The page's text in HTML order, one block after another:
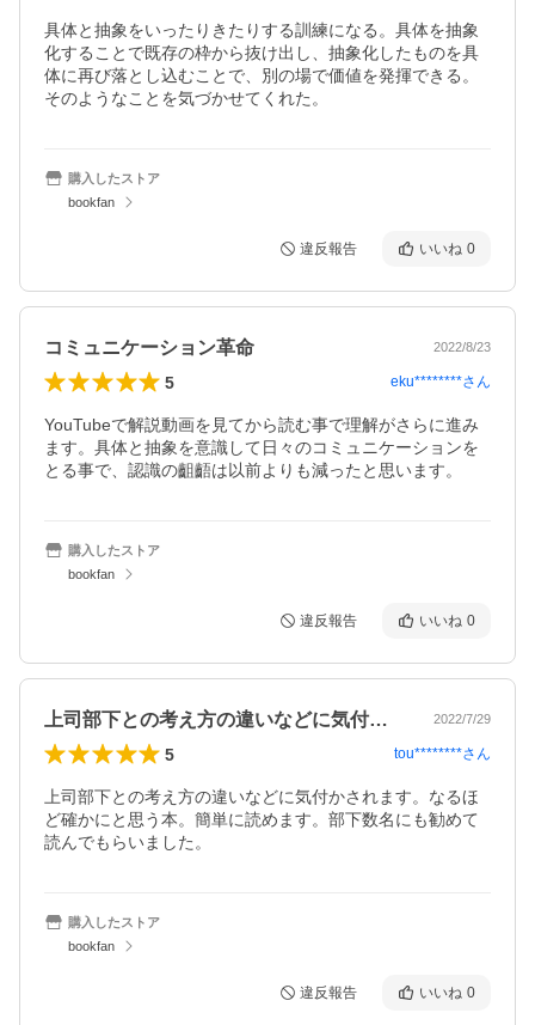
具体と抽象をいったりきたりする訓練になる。具体を抽象
化することで既存の枠から抜け出し、抽象化したものを具
体に再び落とし込むことで、別の場で価値を発揮できる。
そのようなことを気づかせてくれた。
購入したストア
bookfan
違反報告 いいね 0
コミュニケーション革命 2022/8/23
5 eku********さん
YouTubeで解説動画を見てから読む事で理解がさらに進み
ます。具体と抽象を意識して日々のコミュニケーションを
とる事で、認識の齟齬は以前よりも減ったと思います。
購入したストア
bookfan
違反報告 いいね 0
上司部下との考え方の違いなどに気付かさ… 2022/7/29
5 tou********さん
上司部下との考え方の違いなどに気付かされます。なるほ
ど確かにと思う本。簡単に読めます。部下数名にも勧めて
読んでもらいました。
購入したストア
bookfan
違反報告 いいね 0